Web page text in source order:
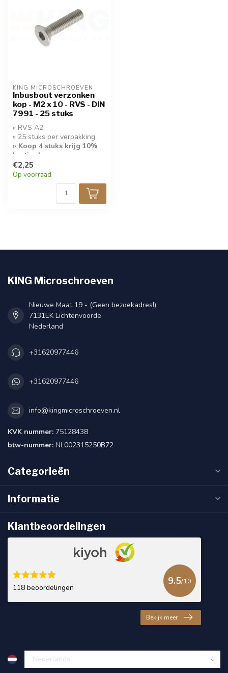
KING MICROSCHROEVEN
Inbusbout verzonken
kop - M2 x 10 - RVS - DIN
7991 - 25 stuks
» RVS A2
» 25 stuks per verpakking
» Koop 4 stuks krijg 10%
korting!
€2,25
Op voorraad
KING Microschroeven
Nieuwe Maat 19 - (Geen bezoekadres!)
7131EK Lichtenvoorde
Nederland
+31620977446
+31620977446
info@kingmicroschroeven.nl
KVK nummer: 75128438
btw-nummer: NL002315250B72
Categorieën
Informatie
Klantbeoordelingen
118 beoordelingen
9.5/10
Bekijk meer